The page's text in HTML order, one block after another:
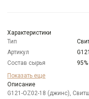
Характеристики
Тип
Артикул
Состав сырья
Бренд
Модель
Цвет
Показать еще
Описание
G121-OZ02-18 (джинс),